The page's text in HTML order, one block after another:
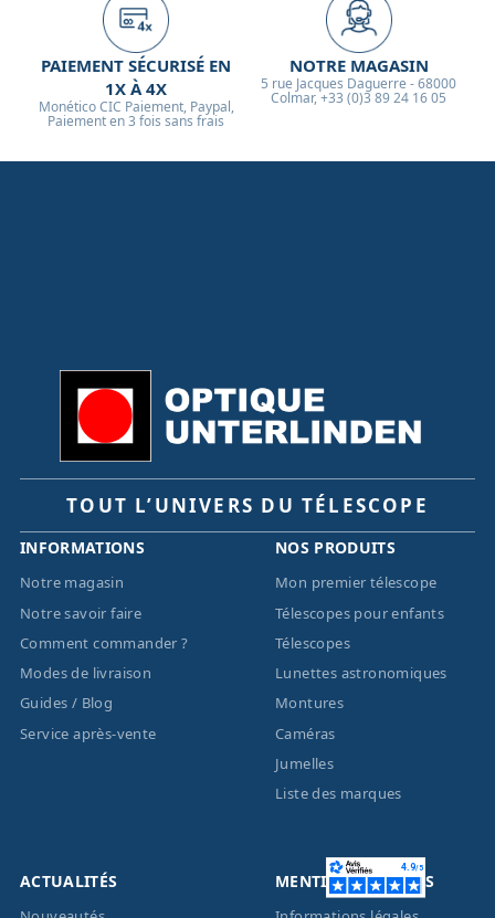
PAIEMENT SÉCURISÉ EN
1X À 4X
Monético CIC Paiement, Paypal,
Paiement en 3 fois sans frais
NOTRE MAGASIN
5 rue Jacques Daguerre - 68000
Colmar, +33 (0)3 89 24 16 05
TOUT L’UNIVERS DU TÉLESCOPE
INFORMATIONS
Notre magasin
Notre savoir faire
Comment commander ?
Modes de livraison
Guides / Blog
Service après-vente
NOS PRODUITS
Mon premier télescope
Télescopes pour enfants
Télescopes
Lunettes astronomiques
Montures
Caméras
Jumelles
Liste des marques
ACTUALITÉS MENTIONS LÉGALES